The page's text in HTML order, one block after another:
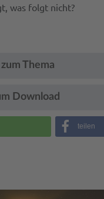
was folgt nicht?
Thema
Download
teilen